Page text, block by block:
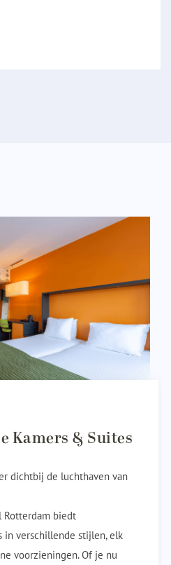
Kamers & Suites
dichtbij de luchthaven van
biedt
in verschillende stijlen, elk
voorzieningen. Of je nu